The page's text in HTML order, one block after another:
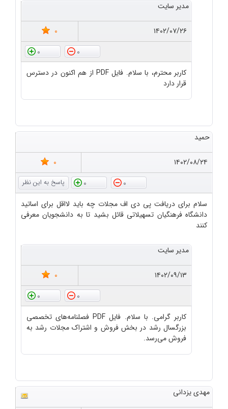
مدیر سایت
۱۴۰۲/۰۷/۲۶
0
0
0
کاربر محترم، با سلام. فایل PDF از هم اکنون در دسترس
قرار دارد
حمید
۱۴۰۲/۰۸/۲۴
0
0
0
سلام برای دریافت پی دی اف مجلات چه باید لااقل برای اساتید
دانشگاه فرهنگیان تسهیلاتی قائل بشید تا به دانشجویان معرفی
کنند
مدیر سایت
۱۴۰۲/۰۹/۱۳
0
0
0
کاربر گرامی. با سلام. فایل PDF فصلنامه‌های تخصصی
بزرگسال رشد در بخش فروش و اشتراک مجلات رشد به
فروش می‌رسد.
مهدی یزدانی